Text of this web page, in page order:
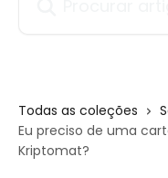
Todas as coleções
Eu preciso de uma
Kriptomat?